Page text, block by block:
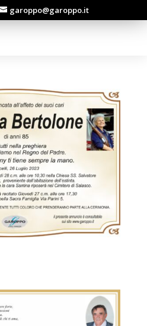
garoppo@garoppo.it